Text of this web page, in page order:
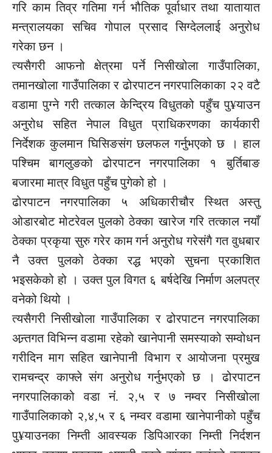
गरि काम तिव्र गतिमा गर्न भौतिक पूर्वाधार तथा यातायात
मन्त्रालयका सचिव गोपाल प्रसाद सिग्देललाई अनुरोध
गरेका छन ।
त्यसैगरी आफनो क्षेत्रमा पर्ने निसीखोला गाउँपालिका,
तमानखोला गाउँपालिका र ढोरपाटन नगरपालिकाका २२ वटै
वडामा पुग्ने गरी तत्काल केन्द्रिय विधुतको पहुँच पु¥याउन
अनुरोध सहित नेपाल विधुत प्राधिकरणका कार्यकारी
निर्देशक कुलमान घिसिङसंग छलफल गर्नुभएको छ । हाल
पश्चिम बागलुङको ढोरपाटन नगरपालिका १ बुर्तिबाङ
बजारमा मात्र विधुत पहुँच पुगेको हो ।
ढोरपाटन नगरपालिका ५ अधिकारीचौर स्थित अस्तु
ओडारबोट मोटरेवल पुलको ठेक्का खारेज गरि तत्काल नयाँ
ठेक्का प्रकृया सुरु गरेर काम गर्न अनुरोध गरेसंगै गत वुधबार
नै उक्त पुलको ठेक्का रद्ध भएको सुचना प्रकाशित
भइसकेको हो । उक्त पुल विगत ६ बर्षदेखि निर्माण अलपत्र
वनेको थियो ।
त्यसैगरी निसीखोला गाउँपालिका र ढोरपाटन नगरपालिका
अन्र्तगत विभिन्न वडामा रहेको खानेपानी समस्याको सम्वोधन
गरीदिन माग सहित खानेपानी विभाग र आयोजना प्रमुख
रामचन्द्र काफ्ले संग अनुरोध गर्नुभएको छ । ढोरपाटन
नगरपालिकाको वडा नंं. २,५ र ७ नम्वर निसीखोला
गाउँपालिकाको २,४,५ र ६ नम्वर वडामा खानेपानीको पहुँच
पु¥याउनका निम्ती आवस्यक डिपिआरका निम्ती निर्दशन